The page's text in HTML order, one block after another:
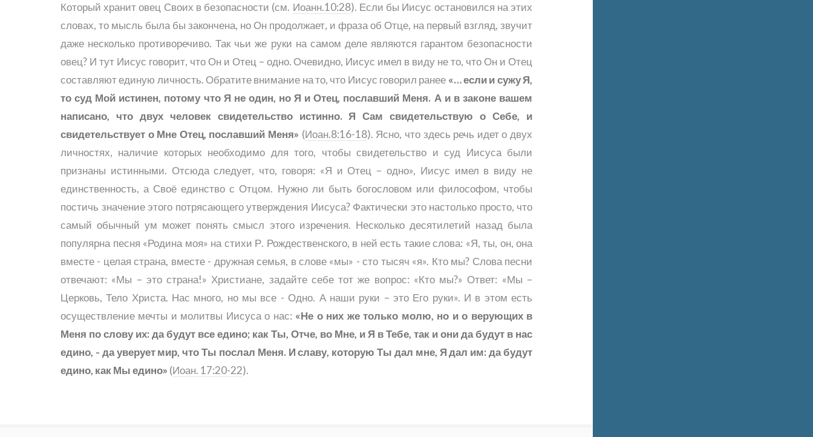
Который хранит овец Своих в безопасности (см. Иоанн.10:28). Если бы Иисус остановился на этих
словах, то мысль была бы закончена, но Он продолжает, и фраза об Отце, на первый взгляд, звучит
даже несколько противоречиво. Так чьи же руки на самом деле являются гарантом безопасности
овец? И тут Иисус говорит, что Он и Отец – одно. Очевидно, Иисус имел в виду не то, что Он и Отец
составляют единую личность. Обратите внимание на то, что Иисус говорил ранее «… если и сужу Я,
то суд Мой истинен, потому что Я не один, но Я и Отец, пославший Меня. А и в законе вашем
написано, что двух человек свидетельство истинно. Я Сам свидетельствую о Себе, и
свидетельствует о Мне Отец, пославший Меня» (Иоан.8:16-18). Ясно, что здесь речь идет о двух
личностях, наличие которых необходимо для того, чтобы свидетельство и суд Иисуса были
признаны истинными. Отсюда следует, что, говоря: «Я и Отец – одно», Иисус имел в виду не
единственность, а Своё единство с Отцом. Нужно ли быть богословом или философом, чтобы
постичь значение этого потрясающего утверждения Иисуса? Фактически это настолько просто, что
самый обычный ум может понять смысл этого изречения. Несколько десятилетий назад была
популярна песня «Родина моя» на стихи Р. Рождественского, в ней есть такие слова: «Я, ты, он, она
вместе - целая страна, вместе - дружная семья, в слове «мы» - сто тысяч «я». Кто мы? Слова песни
отвечают: «Мы – это страна!» Христиане, задайте себе тот же вопрос: «Кто мы?» Ответ: «Мы –
Церковь, Тело Христа. Нас много, но мы все - Одно. А наши руки – это Его руки». И в этом есть
осуществление мечты и молитвы Иисуса о нас: «Не о них же только молю, но и о верующих в
Меня по слову их: да будут все едино; как Ты, Отче, во Мне, и Я в Тебе, так и они да будут в нас
едино, - да уверует мир, что Ты послал Меня. И славу, которую Ты дал мне, Я дал им: да будут
едино, как Мы едино» (Иоан. 17:20-22).